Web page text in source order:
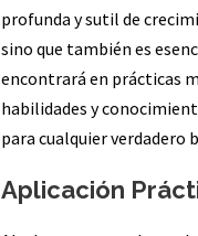
profunda y sutil de
sino que también es
encontrará en prácticas
habilidades y
para cualquier verdadero
Aplicación